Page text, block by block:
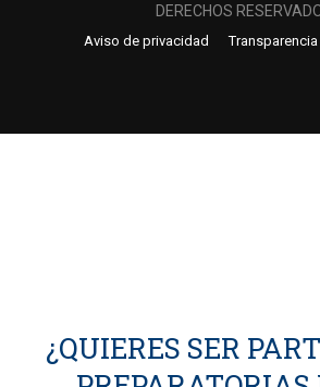
DERECHOS
Aviso de privacidad Transparencia
¿QUIERES SER